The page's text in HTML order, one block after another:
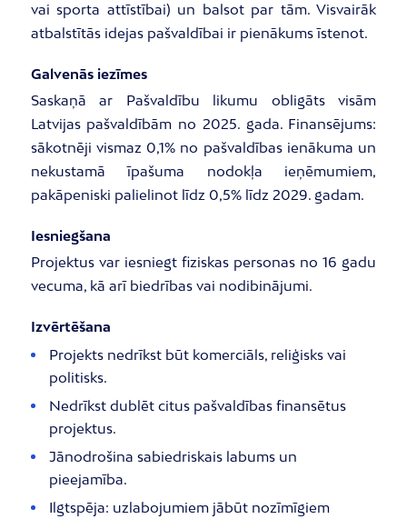
vai sporta attīstībai) un balsot par tām. Visvairāk
atbalstītās idejas pašvaldībai ir pienākums īstenot.
Galvenās iezīmes
Saskaņā ar Pašvaldību likumu obligāts visām
Latvijas pašvaldībām no 2025. gada. Finansējums:
sākotnēji vismaz 0,1% no pašvaldības ienākuma un
nekustamā īpašuma nodokļa ieņēmumiem,
pakāpeniski palielinot līdz 0,5% līdz 2029. gadam.
Iesniegšana
Projektus var iesniegt fiziskas personas no 16 gadu
vecuma, kā arī biedrības vai nodibinājumi.
Izvērtēšana
Projekts nedrīkst būt komerciāls, reliģisks vai
politisks.
Nedrīkst dublēt citus pašvaldības finansētus
projektus.
Jānodrošina sabiedriskais labums un
pieejamība.
Ilgtspēja: uzlabojumiem jābūt nozīmīgiem